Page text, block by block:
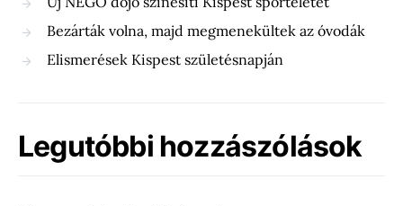
Bezárták volna, majd megmenekültek az óvodák
Elismerések Kispest születésnapján
Legutóbbi hozzászólások